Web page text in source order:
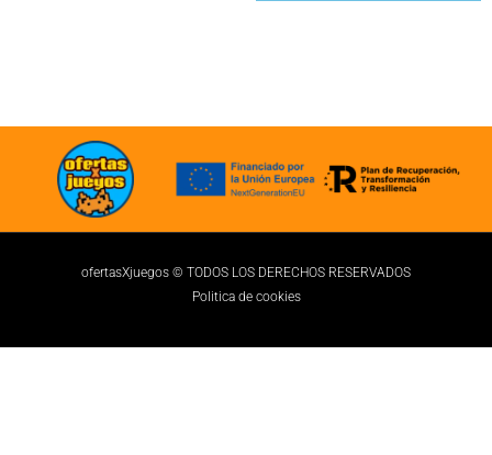
ofertasXjuegos © TODOS LOS DERECHOS RESERVADOS
Politica de cookies